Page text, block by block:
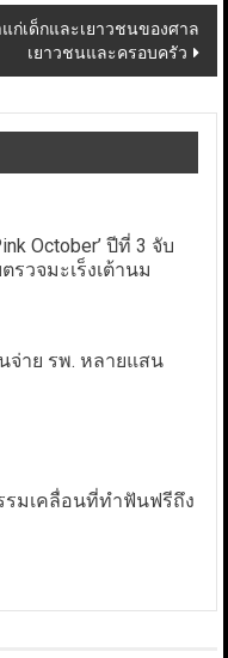
ก่เด็กและเยาวชนของศาล
เยาวชนและครอบครัว
October’ ปีที่ 3 จับ
วจมะเร็งเต้านม
จ่าย รพ. หลายแสน
รรมเคลื่อนที่ทำฟันฟรีถึง